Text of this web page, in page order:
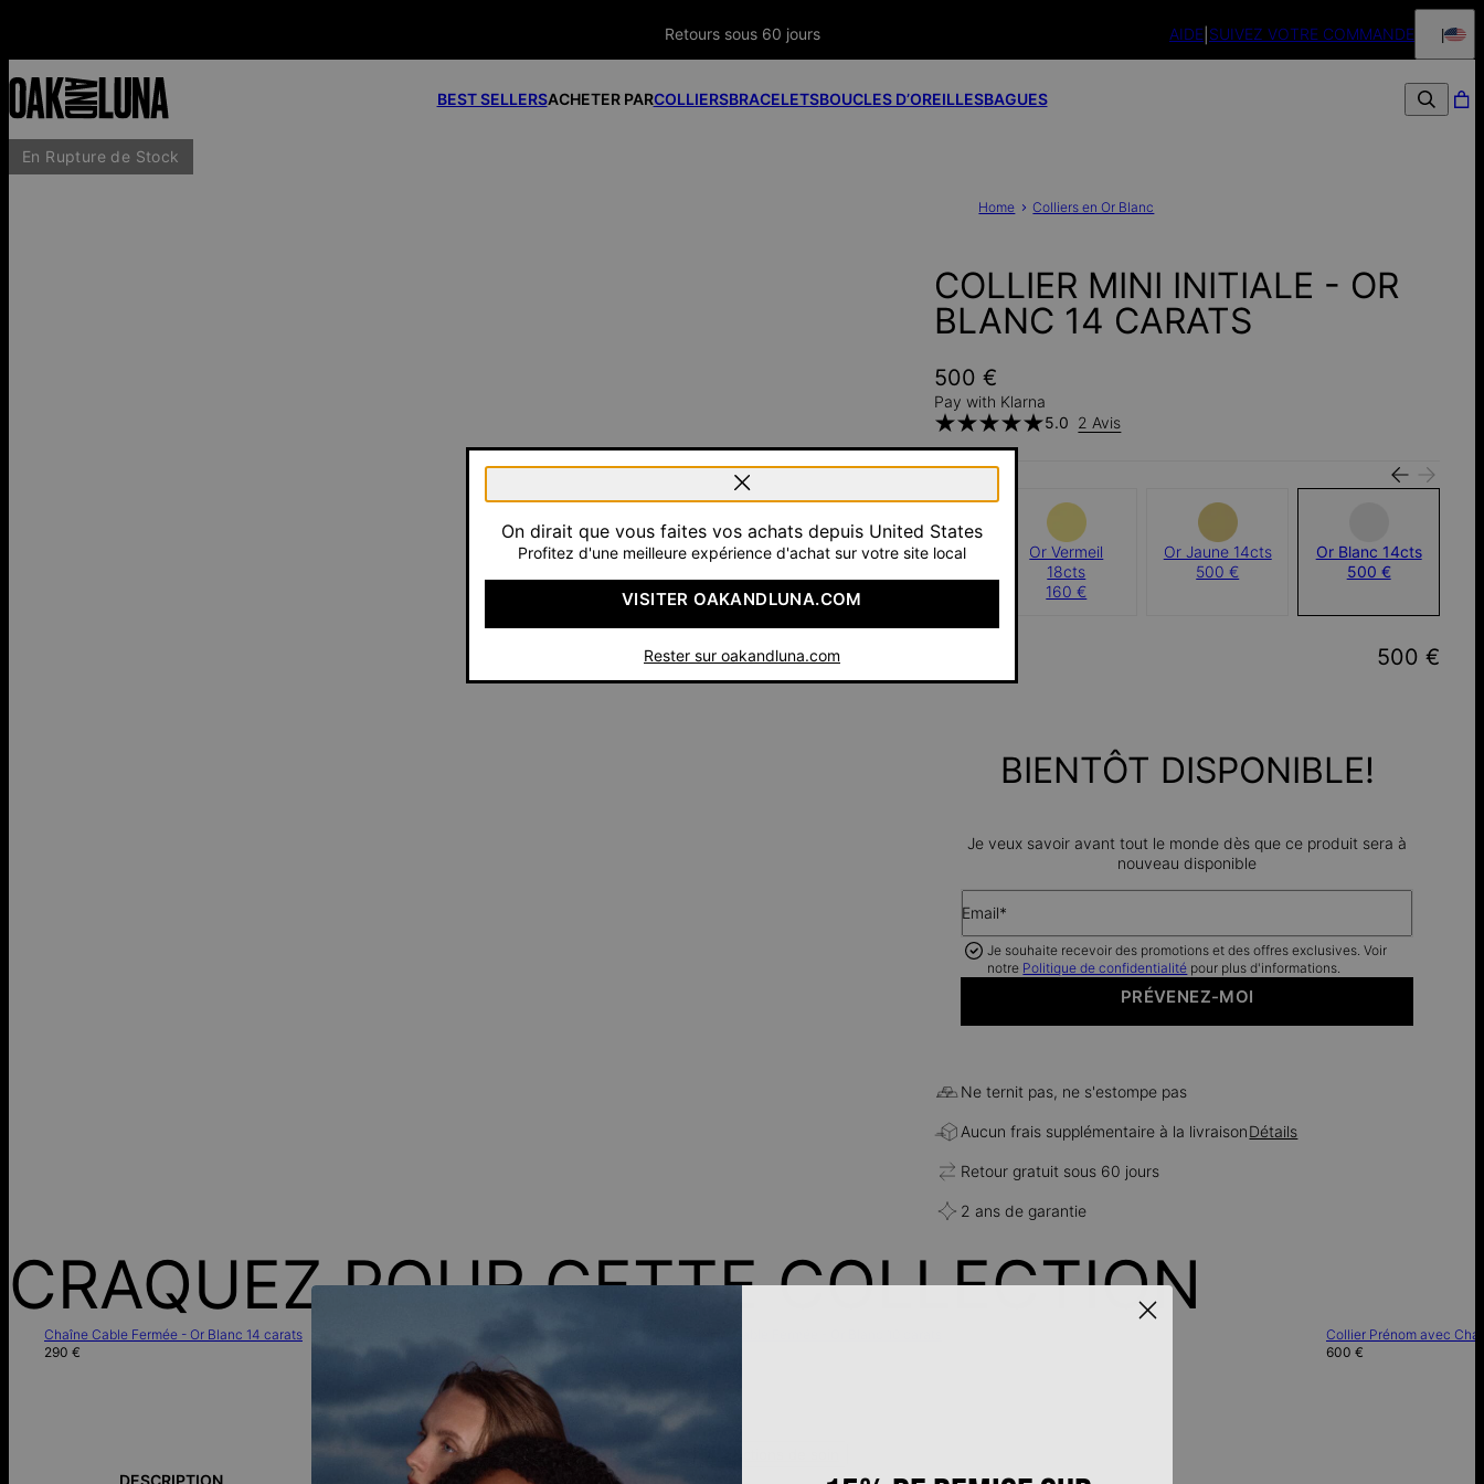
Retours sous 60 jours Livraison offerte
AIDE SUIVEZ VOTRE COMMANDE
BEST SELLERSACHETER PARCOLLIERSBRACELETSBOUCLES D’OREILLESBAGUES
En Rupture de Stock
Home Colliers en Or Blanc
COLLIER MINI INITIALE - OR
BLANC 14 CARATS
500 €
Pay with Klarna
5.0 2 Avis
Argent 925
Or Vermeil
18cts
160 €
Or Jaune 14cts
500 €
Or Blanc 14cts
500 €
500 €
BIENTÔT DISPONIBLE!
Je veux savoir avant tout le monde dès que ce produit sera à
nouveau disponible
Email*
Je souhaite recevoir des promotions et des offres exclusives. Voir
notre Politique de confidentialité pour plus d'informations.
PRÉVENEZ-MOI
Ne ternit pas, ne s'estompe pas
Aucun frais supplémentaire à la livraisonDétails
Retour gratuit sous 60 jours
2 ans de garantie
CRAQUEZ POUR CETTE COLLECTION
Chaîne Cable Fermée - Or Blanc 14 carats
290 €
Collier Prénom avec
600 €
DESCRIPTION
Guide des tailles Notice de précautions
On dirait que vous faites vos achats depuis United States
Profitez d'une meilleure expérience d'achat sur votre site local
VISITER OAKANDLUNA.COM
Rester sur oakandluna.com